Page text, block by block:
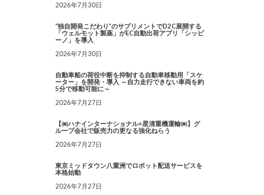
2026年7月30日
“独自開発こだわり”のサプリメントでD2C展開する
「ウェルモット製薬」がEC自動出荷アプリ「シッピ
ーノ」を導入
2026年7月30日
自動車船の荷役中断を抑制する自動車移動用「スケ
ーター」を開発・導入 ～自力走行できない車両を約
5分で移動可能に～
2026年7月27日
【㈱ハナインターナショナル×星清重機運輸㈱】グ
ループ会社で販売力の更なる強化ねらう
2026年7月27日
東京ミッドタウン八重洲でロボット配送サービスを
本格始動
2026年7月27日